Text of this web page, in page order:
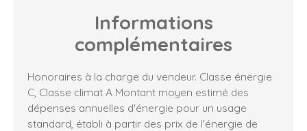
Informations
complémentaires
Honoraires à la charge du vendeur. Classe énergie
C, Classe climat A Montant moyen estimé des
dépenses annuelles d'énergie pour un usage
standard, établi à partir des prix de l'énergie de